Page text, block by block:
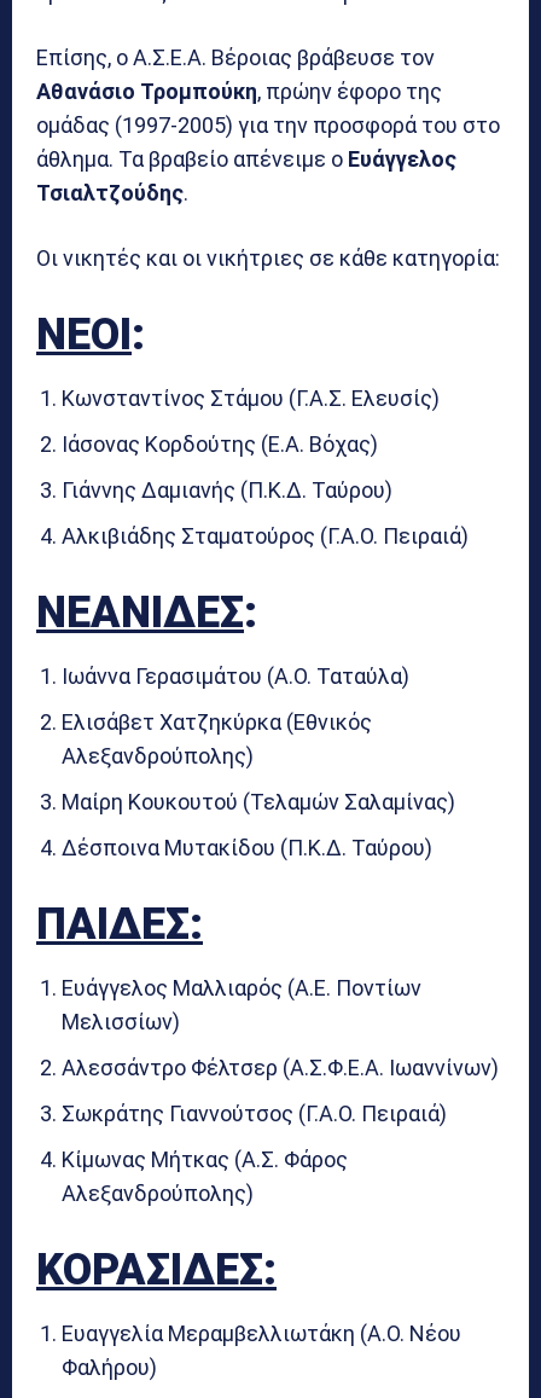
Επίσης, ο Α.Σ.Ε.Α. Βέροιας βράβευσε τον
Αθανάσιο Τρομπούκη, πρώην έφορο της
ομάδας (1997-2005) για την προσφορά του στο
άθλημα. Τα βραβείο απένειμε ο Ευάγγελος
Τσιαλτζούδης.
Οι νικητές και οι νικήτριες σε κάθε κατηγορία:
ΝΕΟΙ:
Κωνσταντίνος Στάμου (Γ.Α.Σ. Ελευσίς)
Ιάσονας Κορδούτης (Ε.Α. Βόχας)
Γιάννης Δαμιανής (Π.Κ.Δ. Ταύρου)
Αλκιβιάδης Σταματούρος (Γ.Α.Ο. Πειραιά)
ΝΕΑΝΙΔΕΣ:
Ιωάννα Γερασιμάτου (Α.Ο. Ταταύλα)
Ελισάβετ Χατζηκύρκα (Εθνικός
Αλεξανδρούπολης)
Μαίρη Κουκουτού (Τελαμών Σαλαμίνας)
Δέσποινα Μυτακίδου (Π.Κ.Δ. Ταύρου)
ΠΑΙΔΕΣ:
Ευάγγελος Μαλλιαρός (Α.Ε. Ποντίων
Μελισσίων)
Αλεσσάντρο Φέλτσερ (Α.Σ.Φ.Ε.Α. Ιωαννίνων)
Σωκράτης Γιαννούτσος (Γ.Α.Ο. Πειραιά)
Κίμωνας Μήτκας (Α.Σ. Φάρος
Αλεξανδρούπολης)
ΚΟΡΑΣΙΔΕΣ:
Ευαγγελία Μεραμβελλιωτάκη (Α.Ο. Νέου
Φαλήρου)